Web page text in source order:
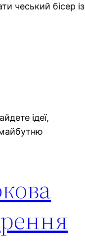
чеський бісер із
ідеї,
майбутню